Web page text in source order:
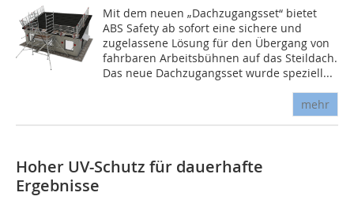
Mit dem neuen „Dachzugangsset“ bietet
ABS Safety ab sofort eine sichere und
zugelassene Lösung für den Übergang von
fahrbaren Arbeitsbühnen auf das Steildach.
Das neue Dachzugangsset wurde speziell...
mehr
Hoher UV-Schutz für dauerhafte
Ergebnisse